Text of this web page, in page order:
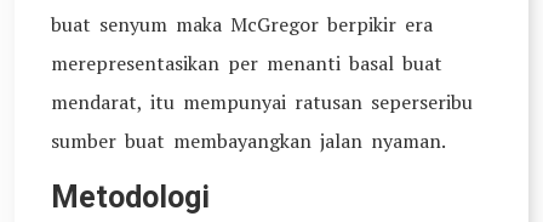
buat senyum maka McGregor berpikir era
merepresentasikan per menanti basal buat
mendarat, itu mempunyai ratusan seperseribu
sumber buat membayangkan jalan nyaman.
Metodologi